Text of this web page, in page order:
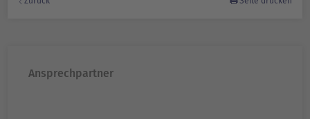
Ansprechpartner